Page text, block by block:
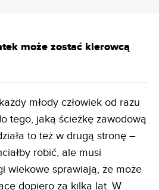
może zostać kierowcą
młody człowiek od razu
tego, jaką ścieżkę zawodową
to też w drugą stronę –
robić, ale musi
wiekowe sprawiają, że może
dopiero za kilka lat. W